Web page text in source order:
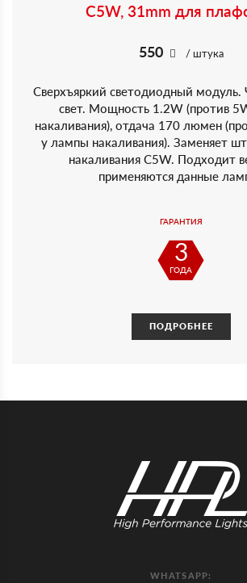
C5W, 31mm для
550 / штука
Сверхъяркий светодиодный
свет. Мощность 1.2W (против
накаливания), отдача 170 люмен
у лампы накаливания). Заменяет
накаливания C5W. Подходит
применяются данные
ГАРАНТИЯ
3
ГОДА
ПОДРОБНЕЕ
WHATSAPP: